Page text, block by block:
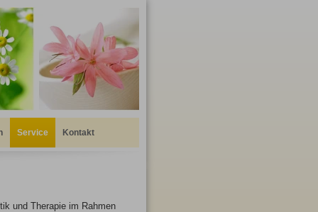
Service Kontakt
und Therapie im Rahmen